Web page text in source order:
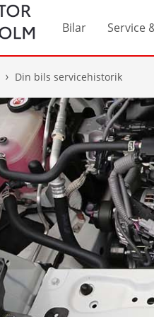
Bilar Service
Din bils servicehistorik